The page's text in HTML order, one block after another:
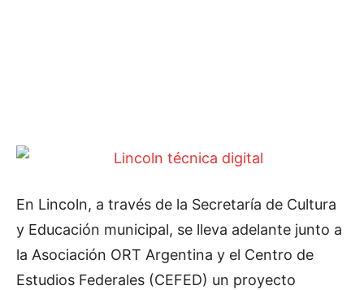
En Lincoln, a través de la Secretaría de Cultura
y Educación municipal, se lleva adelante junto a
la Asociación ORT Argentina y el Centro de
Estudios Federales (CEFED) un proyecto